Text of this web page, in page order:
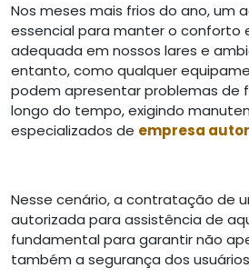
Nos meses mais frios do ano, um
essencial para manter o conforto
adequada em nossos lares e
entanto, como qualquer
podem apresentar problemas de
longo do tempo, exigindo
especializados de empresa
Nesse cenário, a contratação de
autorizada para assistência de
fundamental para garantir não
também a segurança dos